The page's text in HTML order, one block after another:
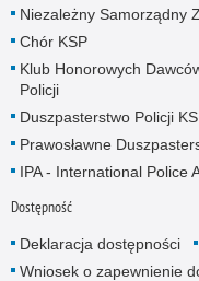
Niezależny Samorządny
Chór KSP
Klub Honorowych
Policji
Duszpasterstwo Policji
Prawosławne
IPA - International Police
Dostępność
Deklaracja dostępności
Wniosek o zapewnienie